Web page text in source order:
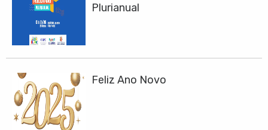
Plurianual
Feliz Ano Novo